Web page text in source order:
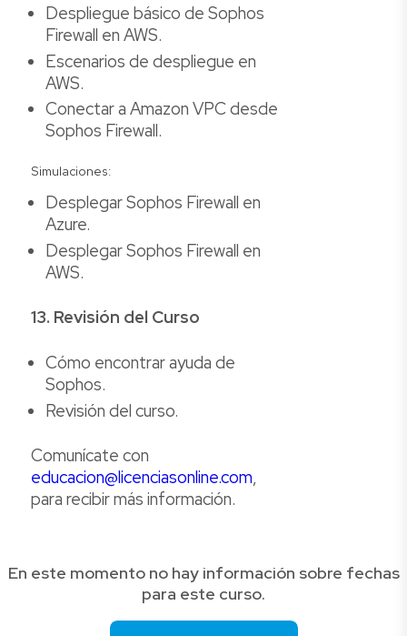
Despliegue básico de Sophos
Firewall en AWS.
Escenarios de despliegue en
AWS.
Conectar a Amazon VPC desde
Sophos Firewall.
Simulaciones:
Desplegar Sophos Firewall en
Azure.
Desplegar Sophos Firewall en
AWS.
13. Revisión del Curso
Cómo encontrar ayuda de
Sophos.
Revisión del curso.
Comunícate con
educacion@licenciasonline.com,
para recibir más información.
En este momento no hay información sobre fechas
para este curso.